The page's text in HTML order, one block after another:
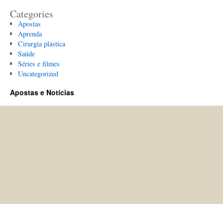
Categories
Apostas
Aprenda
Cirurgia plástica
Saúde
Séries e filmes
Uncategorized
Apostas e Notícias